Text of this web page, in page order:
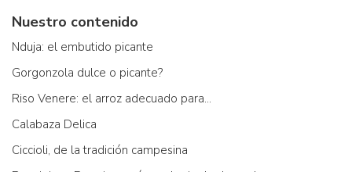
Nuestro contenido
Nduja: el embutido picante
Gorgonzola dulce o picante?
Riso Venere: el arroz adecuado para...
Calabaza Delica
Ciccioli, de la tradición campesina